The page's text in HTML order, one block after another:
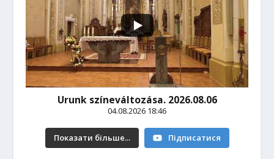
Urunk színeváltozása. 2026.08.06
04.08.2026 18:46
Показати більше... Підписатися